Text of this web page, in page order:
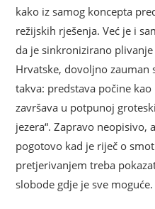
kako iz samog koncepta
režijskih rješenja. Već je i
da je sinkronizirano
Hrvatske, dovoljno zauman
takva: predstava počine
završava u potpunoj
jezera“. Zapravo neopisivo,
pogotovo kad je riječ o
pretjerivanjem treba
slobode gdje je sve moguće.